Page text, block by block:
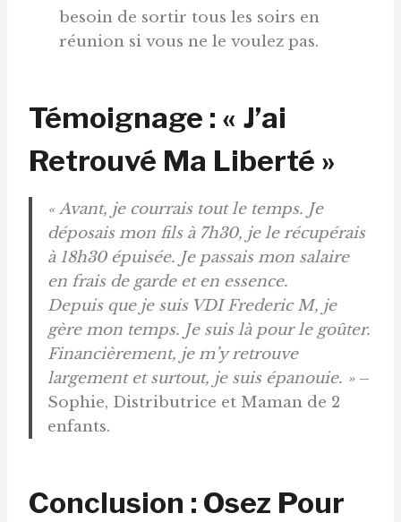
besoin de sortir tous les soirs en
réunion si vous ne le voulez pas.
Témoignage : « J’ai
Retrouvé Ma Liberté »
« Avant, je courrais tout le temps. Je
déposais mon fils à 7h30, je le récupérais
à 18h30 épuisée. Je passais mon salaire
en frais de garde et en essence.
Depuis que je suis VDI Frederic M, je
gère mon temps. Je suis là pour le goûter.
Financièrement, je m’y retrouve
largement et surtout, je suis épanouie. »–
Sophie, Distributrice et Maman de 2
enfants.
Conclusion : Osez Pour